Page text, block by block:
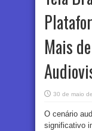
Mais
30 de maio
O cenário
significativo